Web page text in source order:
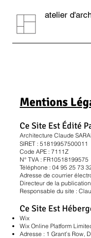
atelier
Mentions
Ce Site Est Édité
Architecture Claude
SIRET : 51819957500011
Code APE : 7111Z
N° TVA : FR10518199575
Téléphone : 04 95 25 73
Adresse de courrier
Directeur de la
Responsable du site :
Ce Site Est
Wix
Wix Online Platform
Adresse : 1 Grant’s Row,